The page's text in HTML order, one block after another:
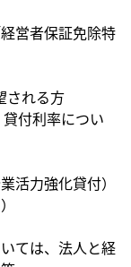
営者保証免除特
される方
付利率につい
活力強化貸付）
ては、法人と経